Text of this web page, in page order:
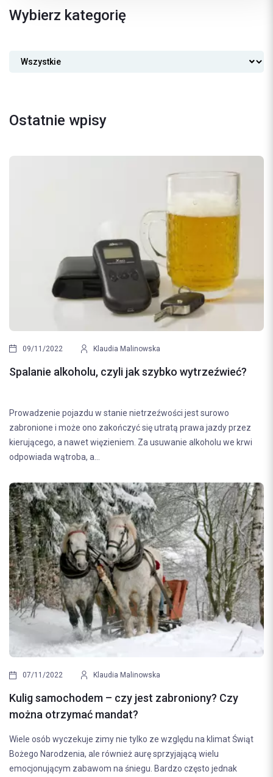
Wybierz kategorię
Ostatnie wpisy
09/11/2022 Klaudia Malinowska
Spalanie alkoholu, czyli jak szybko wytrzeźwieć?
Prowadzenie pojazdu w stanie nietrzeźwości jest surowo
zabronione i może ono zakończyć się utratą prawa jazdy przez
kierującego, a nawet więzieniem. Za usuwanie alkoholu we krwi
odpowiada wątroba, a...
07/11/2022 Klaudia Malinowska
Kulig samochodem – czy jest zabroniony? Czy
można otrzymać mandat?
Wiele osób wyczekuje zimy nie tylko ze względu na klimat Świąt
Bożego Narodzenia, ale również aurę sprzyjającą wielu
emocjonującym zabawom na śniegu. Bardzo często jednak